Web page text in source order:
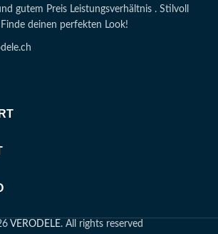
gutem Preis Leistungsverhältnis . Stilvoll
deinen perfekten Look!
VERODELE. All rights reserved